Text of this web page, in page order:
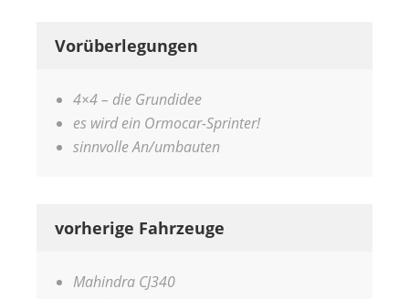
Vorüberlegungen
4×4 – die Grundidee
es wird ein Ormocar-Sprinter!
sinnvolle An/umbauten
vorherige Fahrzeuge
Mahindra CJ340